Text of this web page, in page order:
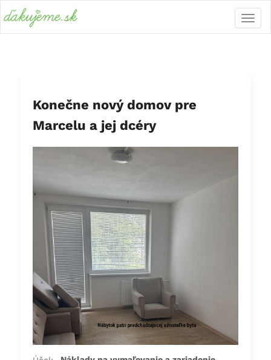
Konečne nový domov pre
Marcelu a jej dcéry